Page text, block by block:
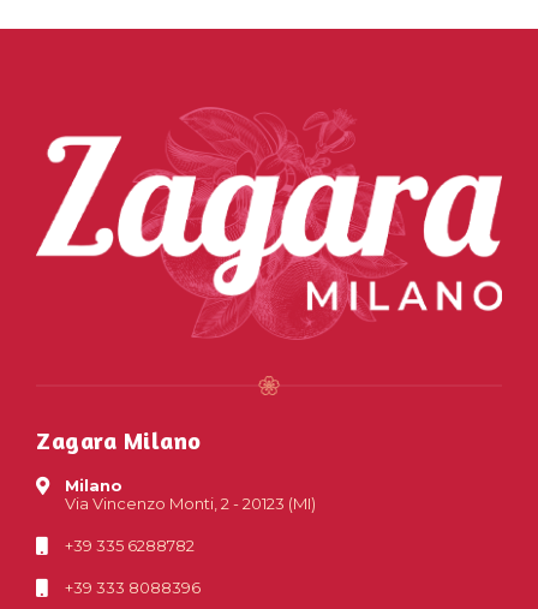
Zagara Milano
Milano
Via Vincenzo Monti, 2 - 20123 (MI)
+39 335 6288782
+39 333 8088396